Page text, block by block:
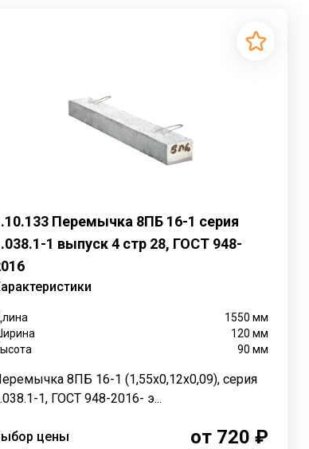
разного типоразмера
м не предназначены для опоры плит
перемычки могут отличаться от нижней:
нахлёста на стену, которая
а если длина перемычки превышает
Перемычка 8ПБ 16-1 серия
1 выпуск 4 стр 28, ГОСТ 948-
1550 мм
120 мм
90 мм
8ПБ 16-1 (1,55х0,12х0,09), серия
1, ГОСТ 948-2016- э...
цены от 720 ₽